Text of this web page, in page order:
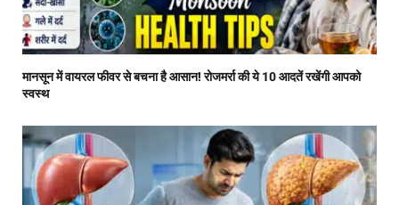
मानसून में वायरल फीवर से बचना है आसान! रोजमर्रा की ये 10 आदतें रखेंगी आपको
स्वस्थ